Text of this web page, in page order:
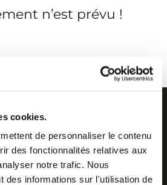
cookies.
de personnaliser le contenu
des fonctionnalités relatives aux
notre trafic. Nous
des informations sur l'utilisation de
n’est prévu !
ou
Contactez
nous